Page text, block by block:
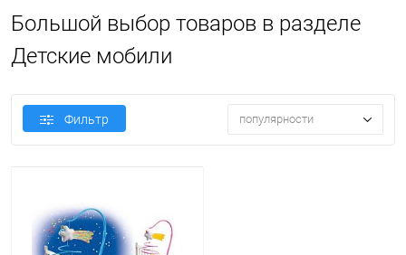
Большой выбор товаров в разделе
Детские мобили
Фильтр популярности